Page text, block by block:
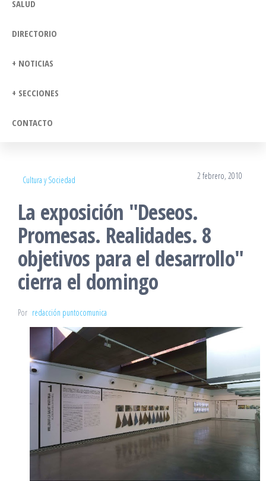
SALUD
DIRECTORIO
+ NOTICIAS
+ SECCIONES
CONTACTO
Cultura y Sociedad 2 febrero, 2010
La exposición "Deseos.
Promesas. Realidades. 8
objetivos para el desarrollo"
cierra el domingo
Por redacción puntocomunica